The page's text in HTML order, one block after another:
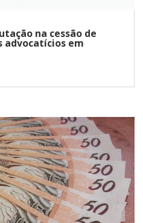
na cessão de
advocatícios em